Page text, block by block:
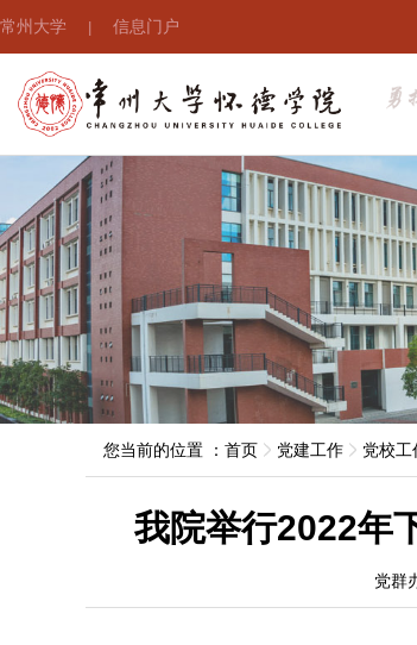
常州大学 | 信息门户
您当前的位置 ： 首页 党建工作 党校工
我院举行2022年
党群